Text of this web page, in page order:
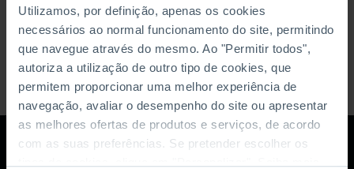
Utilizamos, por definição, apenas os cookies
necessários ao normal funcionamento do site, permitindo
que navegue através do mesmo. Ao "Permitir todos",
autoriza a utilização de outro tipo de cookies, que
permitem proporcionar uma melhor experiência de
navegação, avaliar o desempenho do site ou apresentar
as melhores ofertas de produtos e serviços, de acordo
com as suas preferências. Se pretender escolher os